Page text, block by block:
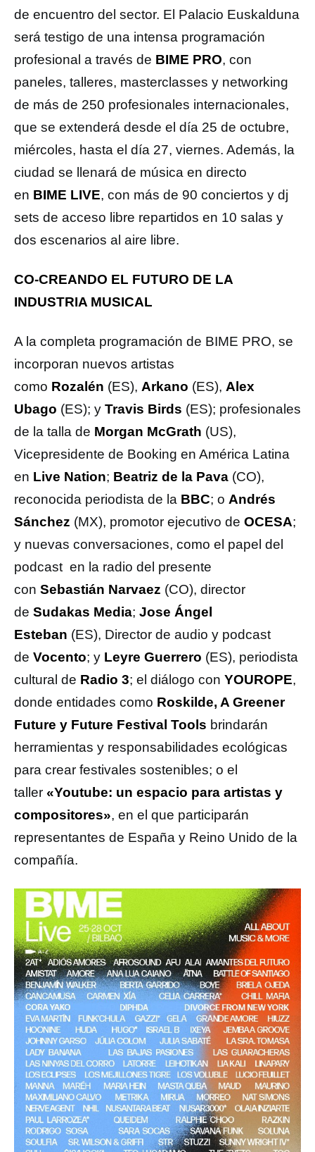
de encuentro del sector. El Palacio Euskalduna
será testigo de una intensa programación
profesional a través de BIME PRO, con
paneles, talleres, masterclasses y networking
de más de 250 profesionales internacionales,
que se extenderá desde el día 25 de octubre,
miércoles, hasta el día 27, viernes. Además, la
ciudad se llenará de música en directo
en BIME LIVE, con más de 90 conciertos y dj
sets de acceso libre repartidos en 10 salas y
dos escenarios al aire libre.
CO-CREANDO EL FUTURO DE LA
INDUSTRIA MUSICAL
A la completa programación de BIME PRO, se
incorporan nuevos artistas
como Rozalén (ES), Arkano (ES), Alex
Ubago (ES); y Travis Birds (ES); profesionales
de la talla de Morgan McGrath (US),
Vicepresidente de Booking en América Latina
en Live Nation; Beatriz de la Pava (CO),
reconocida periodista de la BBC; o Andrés
Sánchez (MX), promotor ejecutivo de OCESA;
y nuevas conversaciones, como el papel del
podcast en la radio del presente
con Sebastián Narvaez (CO), director
de Sudakas Media; Jose Ángel
Esteban (ES), Director de audio y podcast
de Vocento; y Leyre Guerrero (ES), periodista
cultural de Radio 3; el diálogo con YOUROPE,
donde entidades como Roskilde, A Greener
Future y Future Festival Tools brindarán
herramientas y responsabilidades ecológicas
para crear festivales sostenibles; o el
taller «Youtube: un espacio para artistas y
compositores», en el que participarán
representantes de España y Reino Unido de la
compañía.